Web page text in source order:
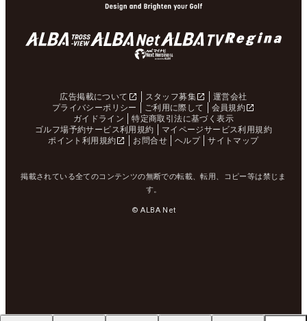
広告掲載について スタッフ募集
運営会社
プライバシーポリシー
ご利用に際して
会員規約
ガイドライン
特定商取引法に基づく表示
ゴルフ場予約サービス利用規約
マイページサービス利用規約
ポイント利用規約
お問合せ ヘルプ サイトマップ
掲載されている全てのコンテンツの無断での転載、転用、コピー等は禁じま
す。
© ALBA Net